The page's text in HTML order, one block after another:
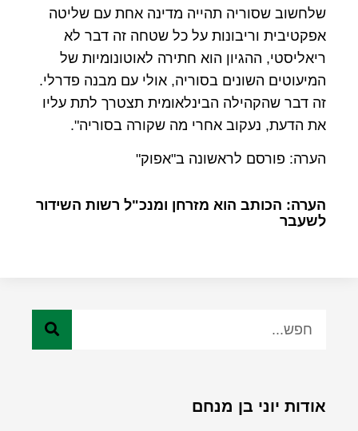
שלחשוב שסוריה תהייה מדינה אחת עם שליטה
אפקטיבית וריבונות על כל שטחה זה דבר לא
ריאליסטי, ההגיון הוא חתירה לאוטונומיות של
המיעוטים השונים בסוריה, אולי עם מבנה פדרלי.
זה דבר שהקהילה הבינלאומית תצטרך לתת עליו
את הדעת, נעקוב אחרי מה שקורה בסוריה".
הערה: פורסם לראשונה ב"אפוק"
הערה: הכותב הוא מזרחן ומנכ"ל רשות השידור
לשעבר
אודות יוני בן מנחם